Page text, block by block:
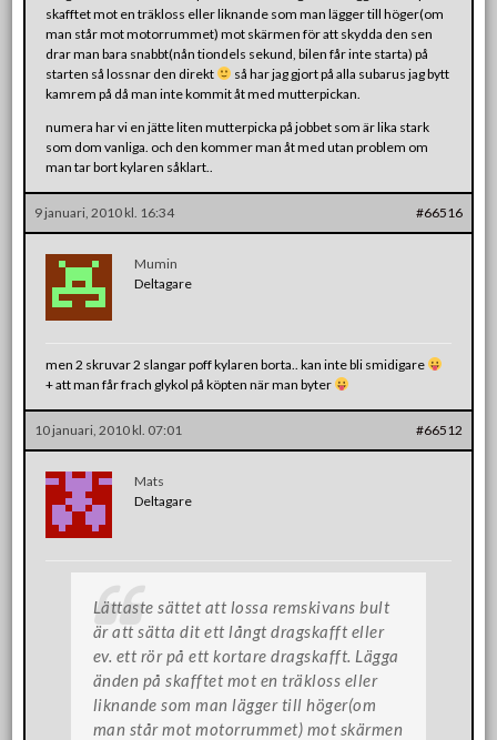
skafftet mot en träkloss eller liknande som man lägger till höger(om
man står mot motorrummet) mot skärmen för att skydda den sen
drar man bara snabbt(nån tiondels sekund, bilen får inte starta) på
starten så lossnar den direkt
så har jag gjort på alla subarus jag bytt
kamrem på då man inte kommit åt med mutterpickan.
numera har vi en jätte liten mutterpicka på jobbet som är lika stark
som dom vanliga. och den kommer man åt med utan problem om
man tar bort kylaren såklart..
9 januari, 2010 kl. 16:34 #66516
Mumin
Deltagare
men 2 skruvar 2 slangar poff kylaren borta.. kan inte bli smidigare
+ att man får frach glykol på köpten när man byter
10 januari, 2010 kl. 07:01 #66512
Mats
Deltagare
Lättaste sättet att lossa remskivans bult
är att sätta dit ett långt dragskafft eller
ev. ett rör på ett kortare dragskafft. Lägga
änden på skafftet mot en träkloss eller
liknande som man lägger till höger(om
man står mot motorrummet) mot skärmen